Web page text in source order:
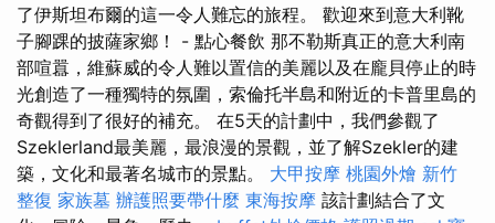
了伊斯坦布爾的這一令人難忘的旅程。 歡迎來到意大利靴
子腳踝的披薩家鄉！ - 點心餐飲 那不勒斯真正的意大利南
部喧囂，維蘇威的令人難以置信的美麗以及在龐貝停止的時
光創造了一種獨特的氛圍，索倫托半島和附近的卡普里島的
奇觀得到了很好的補充。 在5天的計劃中，我們參觀了
Szeklerland最美麗，最浪漫的景觀，並了解Szekler的建
築，文化和最著名城市的景點。 大甲按摩 桃園外燴 新竹
整復 家族墓 辦護照要帶什麼 東海按摩 該計劃結合了文